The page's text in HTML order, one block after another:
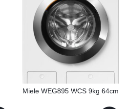
Miele WEG895 WCS 9kg 64cm